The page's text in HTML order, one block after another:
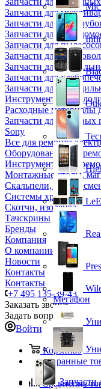
Запчасти для
Запчасти для
Запчасти для
Запчасти для
Запчасти для
Запчасти для
Запчасти для
Запчасти для
Инструмент для
Расходные материалы
Запчасти для игровых
Sony
Все для ремонта
Оборудование для
Инструменты для
Монтажные столы,
Скальпели, лезвия
Системы хранения
Скотчи, изолента
Тачскрины
Бренды
Компания
О компании
Новости
Контакты
Контакты
+7 495 135-39-43
Заказать звонок
Задать вопрос
Войти
Корзина0
Избранные
Сравнение
Мегафон
Запчасти